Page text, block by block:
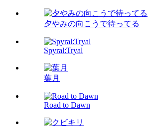
夕やみの向こうで待ってる
Spyral:Tryal
葉月
Road to Dawn